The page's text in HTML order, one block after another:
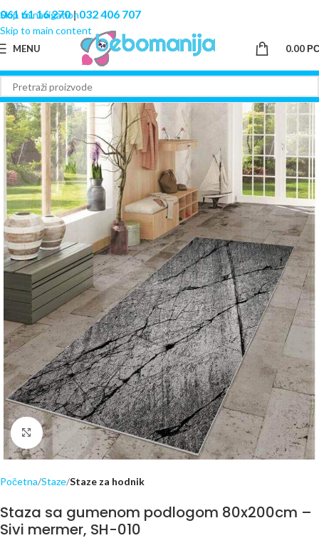
Skip to navigation
Skip to main content
061 61 16 270|032 406 707
MENU 0.00
Click to enlarge
Početna Staze Staze za hodnik
Staza sa gumenom podlogom 80x200cm –
Sivi mermer, SH-010